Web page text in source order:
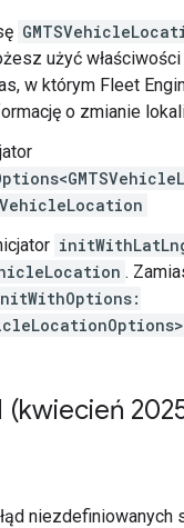
użyć właściwości
w którym Fleet
o zmianie
.
(kwiecień
niezdefiniowanych